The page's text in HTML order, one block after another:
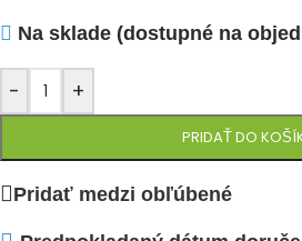
Na sklade (dostupné na
- +
PRIDAŤ DO
Pridať medzi obľúbené